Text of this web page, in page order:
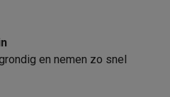
en nemen zo snel